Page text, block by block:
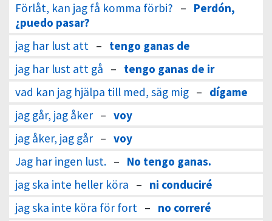
Förlåt, kan jag få komma förbi? – Perdón,
¿puedo pasar?
jag har lust att – tengo ganas de
jag har lust att gå – tengo ganas de ir
vad kan jag hjälpa till med, säg mig – dígame
jag går, jag åker – voy
jag åker, jag går – voy
Jag har ingen lust. – No tengo ganas.
jag ska inte heller köra – ni conduciré
jag ska inte köra för fort – no correré